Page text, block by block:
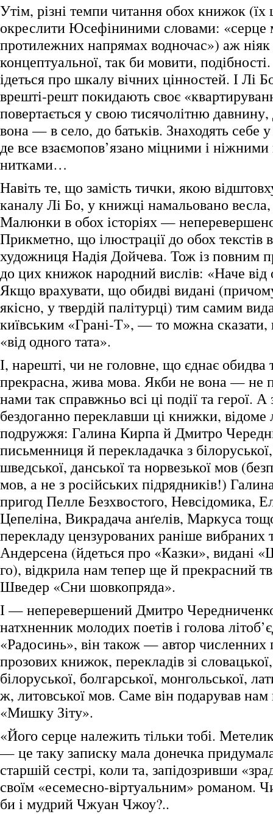
Утім, різні темпи читання обох книжок
окреслити Юсефіниними словами: «серце
протилежних напрямах водночас») аж
концептуальної, так би мовити,
ідеться про шкалу вічних цінностей. І Лі
врешті-решт покидають своє
повертається у свою тисячолітню давнину,
вона — в село, до батьків. Знаходять себе у
де все взаємопов’язано міцними і
нитками…
Навіть те, що замість тички, якою
каналу Лі Бо, у книжці намальовано весла,
Малюнки в обох історіях — неперевершено
Прикметно, що ілюстрації до обох текстів
художниця Надія Дойчева. Тож із повним
до цих книжок народний вислів: «Наче від
Якщо врахувати, що обидві видані
якісно, у твердій палітурці) тим самим
київським «Грані-Т», — то можна
«від одного тата».
І, нарешті, чи не головне, що єднає обидва
прекрасна, жива мова. Якби не вона — не
нами так справжньо всі ці події та герої. А
бездоганно переклавши ці книжки, відоме
подружжя: Галина Кирпа й Дмитро
письменниця й перекладачка з
шведської, данської та норвезької мов
мов, а не з російських підрядників!)
пригод Пелле Безхвостого, Невсідомика,
Цепеліна, Викрадача анґелів, Маркуса
перекладу цензурованих раніше вибраних
Андерсена (йдеться про «Казки», видані
го), відкрила нам тепер ще й прекрасний
Шведер «Сни шовкопряда».
І — неперевершений Дмитро
натхненник молодих поетів і голова
«Радосинь», він також — автор численних
прозових книжок, перекладів зі
білоруської, болгарської, монгольської,
ж, литовської мов. Саме він подарував нам
«Мишку Зіту».
«Його серце належить тільки тобі.
— це таку записку мала донечка
старшій сестрі, коли та, запідозривши
своїм «есемесно-віртуальним» романом.
би і мудрий Чжуан Чжоу?..